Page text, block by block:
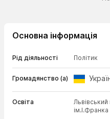
Основна інформація
Рід діяльності Політик
Громадянство (а)
Освіта
ім.І.Франка